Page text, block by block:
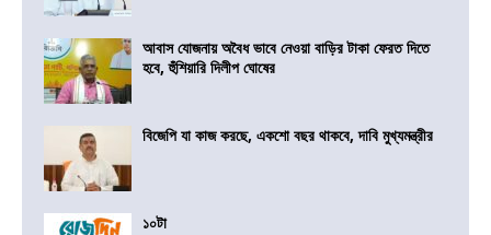
আবাস যোজনায় অবৈধ ভাবে নেওয়া বাড়ির টাকা ফেরত দিতে
হবে, হুঁশিয়ারি দিলীপ ঘোষের
বিজেপি যা কাজ করছে, একশো বছর থাকবে, দাবি মুখ্যমন্ত্রীর
১০টা